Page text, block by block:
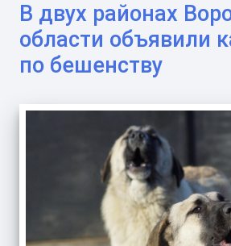
В двух районах
области объявили
по бешенству